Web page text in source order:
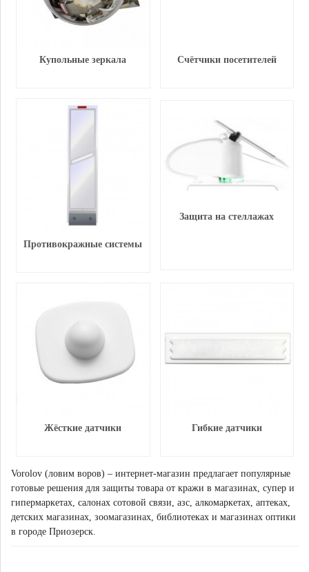
Купольные зеркала Счётчики посетителей
Противокражные системы
Защита на стеллажах
Жёсткие датчики Гибкие датчики
Vorolov (ловим воров) – интернет-магазин предлагает популярные
готовые решения для защиты товара от кражи в магазинах, супер и
гипермаркетах, салонах сотовой связи, азс, алкомаркетах, аптеках,
детских магазинах, зоомагазинах, библиотеках и магазинах оптики
в городе Приозерск.